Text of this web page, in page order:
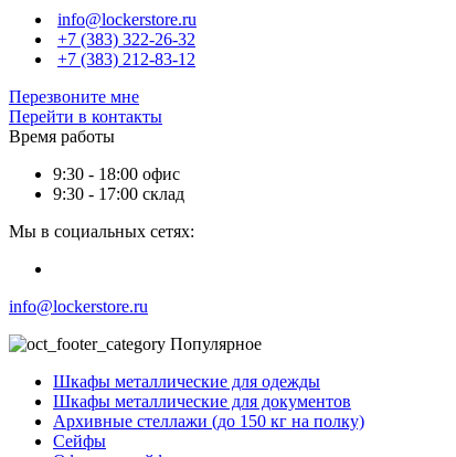
info@lockerstore.ru
+7 (383) 322-26-32
+7 (383) 212-83-12
Перезвоните мне
Перейти в контакты
Время работы
9:30 - 18:00 офис
9:30 - 17:00 склад
Мы в социальных сетях:
info@lockerstore.ru
Популярное
Шкафы металлические для одежды
Шкафы металлические для документов
Архивные стеллажи (до 150 кг на полку)
Сейфы